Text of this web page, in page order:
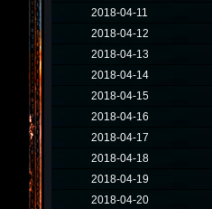
2018-04-11
2018-04-12
2018-04-13
2018-04-14
2018-04-15
2018-04-16
2018-04-17
2018-04-18
2018-04-19
2018-04-20